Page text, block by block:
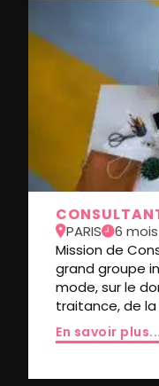
PARIS
6 mois
Mission de
grand groupe
mode, sur le
traitance, de la
En savoir plus...